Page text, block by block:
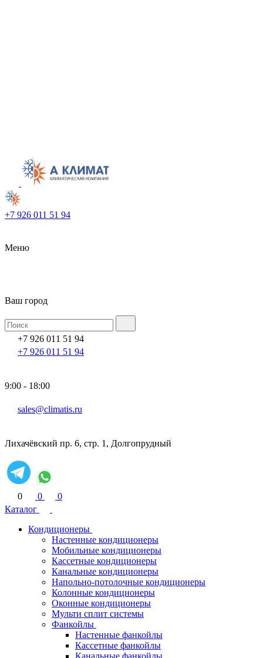
+7 926 011 51 94
Меню
Ваш город
+7 926 011 51 94
+7 926 011 51 94
9:00 - 18:00
sales@climatis.ru
Лихачёвский пр. 6, стр. 1, Долгопрудный
0 0
0
Каталог
Кондиционеры
Настенные кондиционеры
Мобильные кондиционеры
Кассетные кондиционеры
Канальные кондиционеры
Напольно-потолочные кондиционеры
Колонные кондиционеры
Оконные кондиционеры
Мульти сплит системы
Фанкойлы
Настенные фанкойлы
Кассетные фанкойлы
Канальные фанкойлы